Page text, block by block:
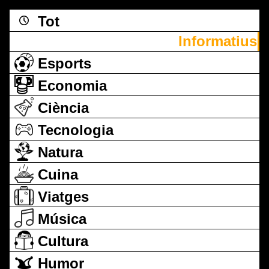
Tot
Informatius
Esports
Economia
Ciència
Tecnologia
Natura
Cuina
Viatges
Música
Cultura
Humor